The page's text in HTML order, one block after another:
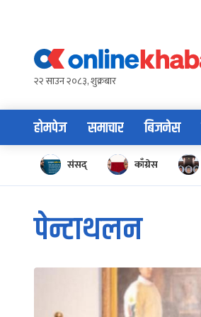
content२२ साउन २०८३, शुक्रबार
होमपेज समाचार बिजनेस
संसद् काँग्रेस
पेन्टाथलन